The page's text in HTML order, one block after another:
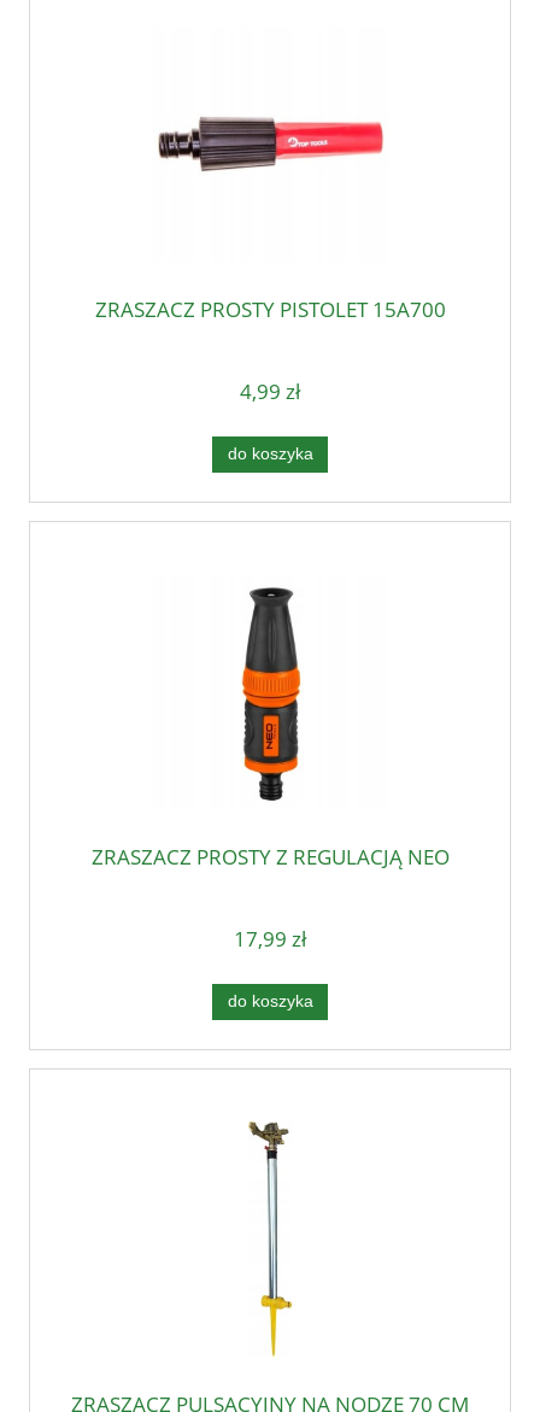
ZRASZACZ PROSTY PISTOLET 15A700
4,99 zł
do koszyka
ZRASZACZ PROSTY Z REGULACJĄ NEO
17,99 zł
do koszyka
ZRASZACZ PULSACYJNY NA NODZE 70 CM